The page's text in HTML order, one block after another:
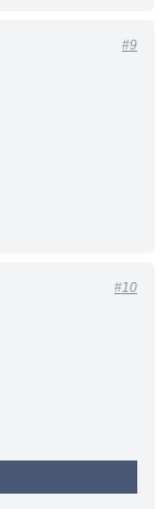
#9
#10